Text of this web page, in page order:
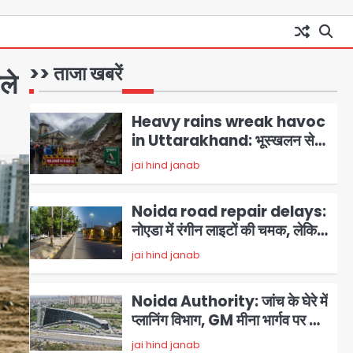
>> ताजा खबरें
हरियाणा से सीधे जुड़ेगा नोएडा एयरपोर्ट,
4000 करोड़ रुपये की लागत से बनेगा
6-लेन एक्सप्रेसवे
Heavy rains wreak havoc
यमुनोत्री, केदारनाथ और सिमली-
में श्रद्धालु फंसे, नदियां खतरे के निशान
के पार
jai hind janab
3
Noida road repair delays:
नोएडा में रंगीन लाइटों की चमक, लेकिन
सड़कें अभी भी उखड़ी: प्राधिकरण के
परेशानी
jai hind janab
4
Noida Authority: जांच के घेरे में
प्लानिंग विभाग, GM मीना भार्गव पर उठ
रहे सवाल, कार्रवाई में देरी पर भी चर्चा
jai hind janab
Noida News: गांजा तस्कर महिला
से सांठगांठ के आरोप में सिपाही